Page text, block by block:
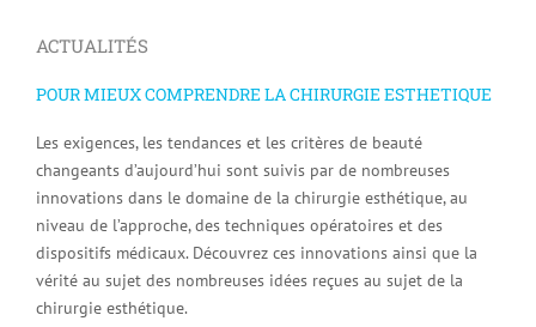
ACTUALITÉS
POUR MIEUX COMPRENDRE LA CHIRURGIE ESTHETIQUE
Les exigences, les tendances et les critères de beauté
changeants d’aujourd’hui sont suivis par de nombreuses
innovations dans le domaine de la chirurgie esthétique, au
niveau de l’approche, des techniques opératoires et des
dispositifs médicaux. Découvrez ces innovations ainsi que la
vérité au sujet des nombreuses idées reçues au sujet de la
chirurgie esthétique.